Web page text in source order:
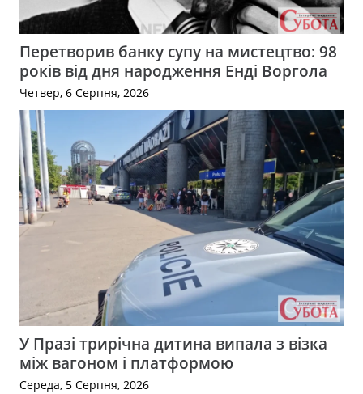
Перетворив банку супу на мистецтво: 98
років від дня народження Енді Воргола
Четвер, 6 Серпня, 2026
У Празі трирічна дитина випала з візка
між вагоном і платформою
Середа, 5 Серпня, 2026